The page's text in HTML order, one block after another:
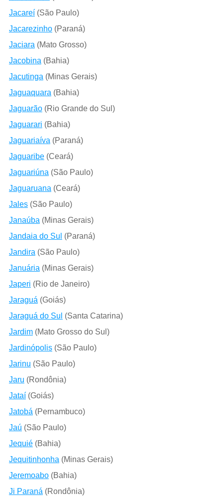
Jacareí(São Paulo)
Jacarezinho(Paraná)
Jaciara (Mato Grosso)
Jacobina (Bahia)
Jacutinga (Minas Gerais)
Jaguaquara (Bahia)
Jaguarão(Rio Grande do Sul)
Jaguarari (Bahia)
Jaguariaíva (Paraná)
Jaguaribe(Ceará)
Jaguariúna (São Paulo)
Jaguaruana (Ceará)
Jales(São Paulo)
Janaúba (Minas Gerais)
Jandaia do Sul (Paraná)
Jandira (São Paulo)
Januária (Minas Gerais)
Japeri (Rio de Janeiro)
Jaraguá (Goiás)
Jaraguá do Sul (Santa Catarina)
Jardim(Mato Grosso do Sul)
Jardinópolis(São Paulo)
Jarinu (São Paulo)
Jaru (Rondônia)
Jataí(Goiás)
Jatobá (Pernambuco)
Jaú (São Paulo)
Jequié(Bahia)
Jequitinhonha (Minas Gerais)
Jeremoabo(Bahia)
Ji Paraná (Rondônia)